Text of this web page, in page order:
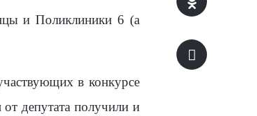
и Поликлиники 6 (а
в конкурсе
депутата получили и